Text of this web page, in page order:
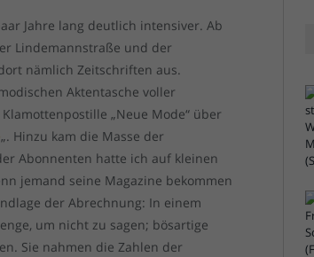
Jahre lang deutlich intensiver. Ab
Lindemannstraße und der
nämlich Zeitschriften aus.
Aktentasche voller
„Neue Mode“ über
„. Hinzu kam die Masse der
Abonnenten hatte ich auf kleinen
jemand seine Magazine bekommen
der Abrechnung: In einem
um nicht zu sagen; bösartige
Sie nahmen die Zahlen der